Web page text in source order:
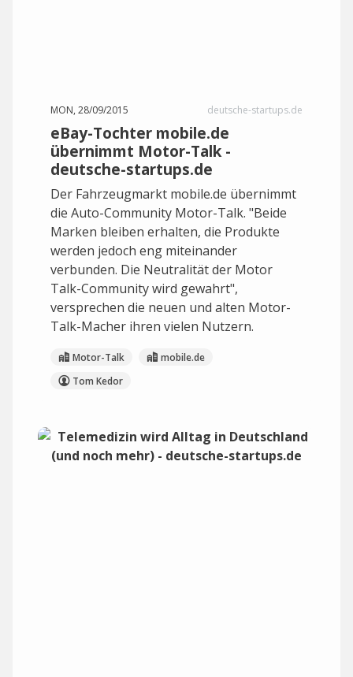
MON, 28/09/2015 deutsche-startups.de
eBay-Tochter mobile.de
übernimmt Motor-Talk -
deutsche-startups.de
Der Fahrzeugmarkt mobile.de übernimmt
die Auto-Community Motor-Talk. "Beide
Marken bleiben erhalten, die Produkte
werden jedoch eng miteinander
verbunden. Die Neutralität der Motor
Talk-Community wird gewahrt",
versprechen die neuen und alten Motor-
Talk-Macher ihren vielen Nutzern.
Motor-Talk
mobile.de
Tom Kedor